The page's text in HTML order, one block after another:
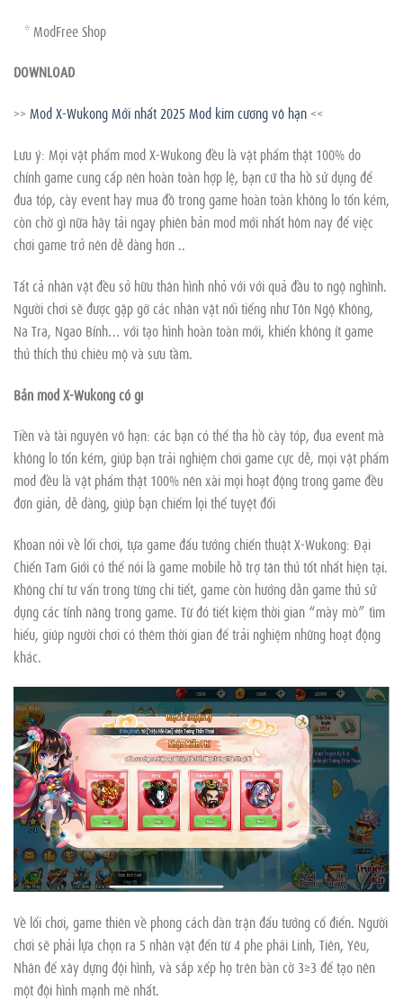
* ModFree Shop
DOWNLOAD
>>Mod X-Wukong Mới nhất 2025 Mod kim cương vô hạn <<
Lưu ý: Mọi vật phẩm mod X-Wukong đều là vật phẩm thật 100% do
chính game cung cấp nên hoàn toàn hợp lệ, bạn cứ tha hồ sử dụng để
đua tóp, cày event hay mua đồ trong game hoàn toàn không lo tốn kém,
còn chờ gì nữa hãy tải ngay phiên bản mod mới nhất hôm nay để việc
chơi game trở nên dễ dàng hơn ..
Tất cả nhân vật đều sở hữu thân hình nhỏ với với quả đầu to ngộ nghĩnh.
Người chơi sẽ được gặp gỡ các nhân vật nổi tiếng như Tôn Ngộ Không,
Na Tra, Ngao Bính… với tạo hình hoàn toàn mới, khiến không ít game
thủ thích thú chiêu mộ và sưu tầm.
Bản mod X-Wukong có gì
Tiền và tài nguyên vô hạn: các bạn có thể tha hồ cày tóp, đua event mà
không lo tốn kém, giúp bạn trải nghiệm chơi game cực dễ, mọi vật phẩm
mod đều là vật phẩm thật 100% nên xài mọi hoạt động trong game đều
đơn giản, dễ dàng, giúp bạn chiếm lọi thế tuyệt đối
Khoan nói về lối chơi, tựa game đấu tướng chiến thuật X-Wukong: Đại
Chiến Tam Giới có thể nói là game mobile hỗ trợ tân thủ tốt nhất hiện tại.
Không chỉ tư vấn trong từng chi tiết, game còn hướng dẫn game thủ sử
dụng các tính năng trong game. Từ đó tiết kiệm thời gian “mày mò” tìm
hiểu, giúp người chơi có thêm thời gian để trải nghiệm những hoạt động
khác.
Về lối chơi, game thiên về phong cách dàn trận đấu tướng cổ điển. Người
chơi sẽ phải lựa chọn ra 5 nhân vật đến từ 4 phe phái Linh, Tiên, Yêu,
Nhân để xây dựng đội hình, và sắp xếp họ trên bàn cờ 3×3 để tạo nên
một đội hình mạnh mẽ nhất.